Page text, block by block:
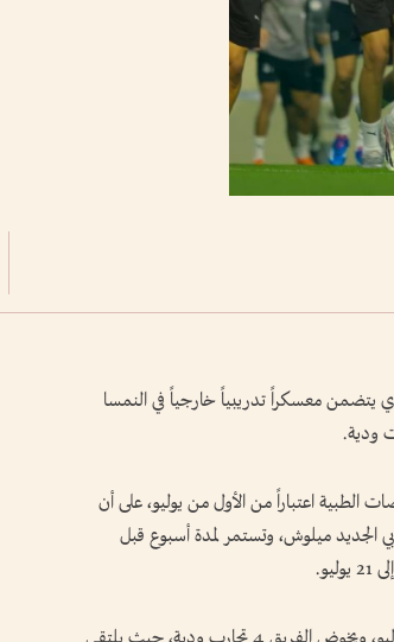
يتضمن معسكراً تدريبياً خارجياً في النمسا
اعتباراً من الأول من يوليو، على أن
الجديد ميلوش، وتستمر لمدة أسبوع قبل